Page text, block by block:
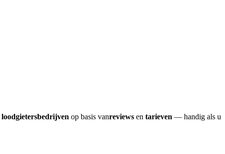
loodgietersbedrijven op basis vanreviews en tarieven — handig als u